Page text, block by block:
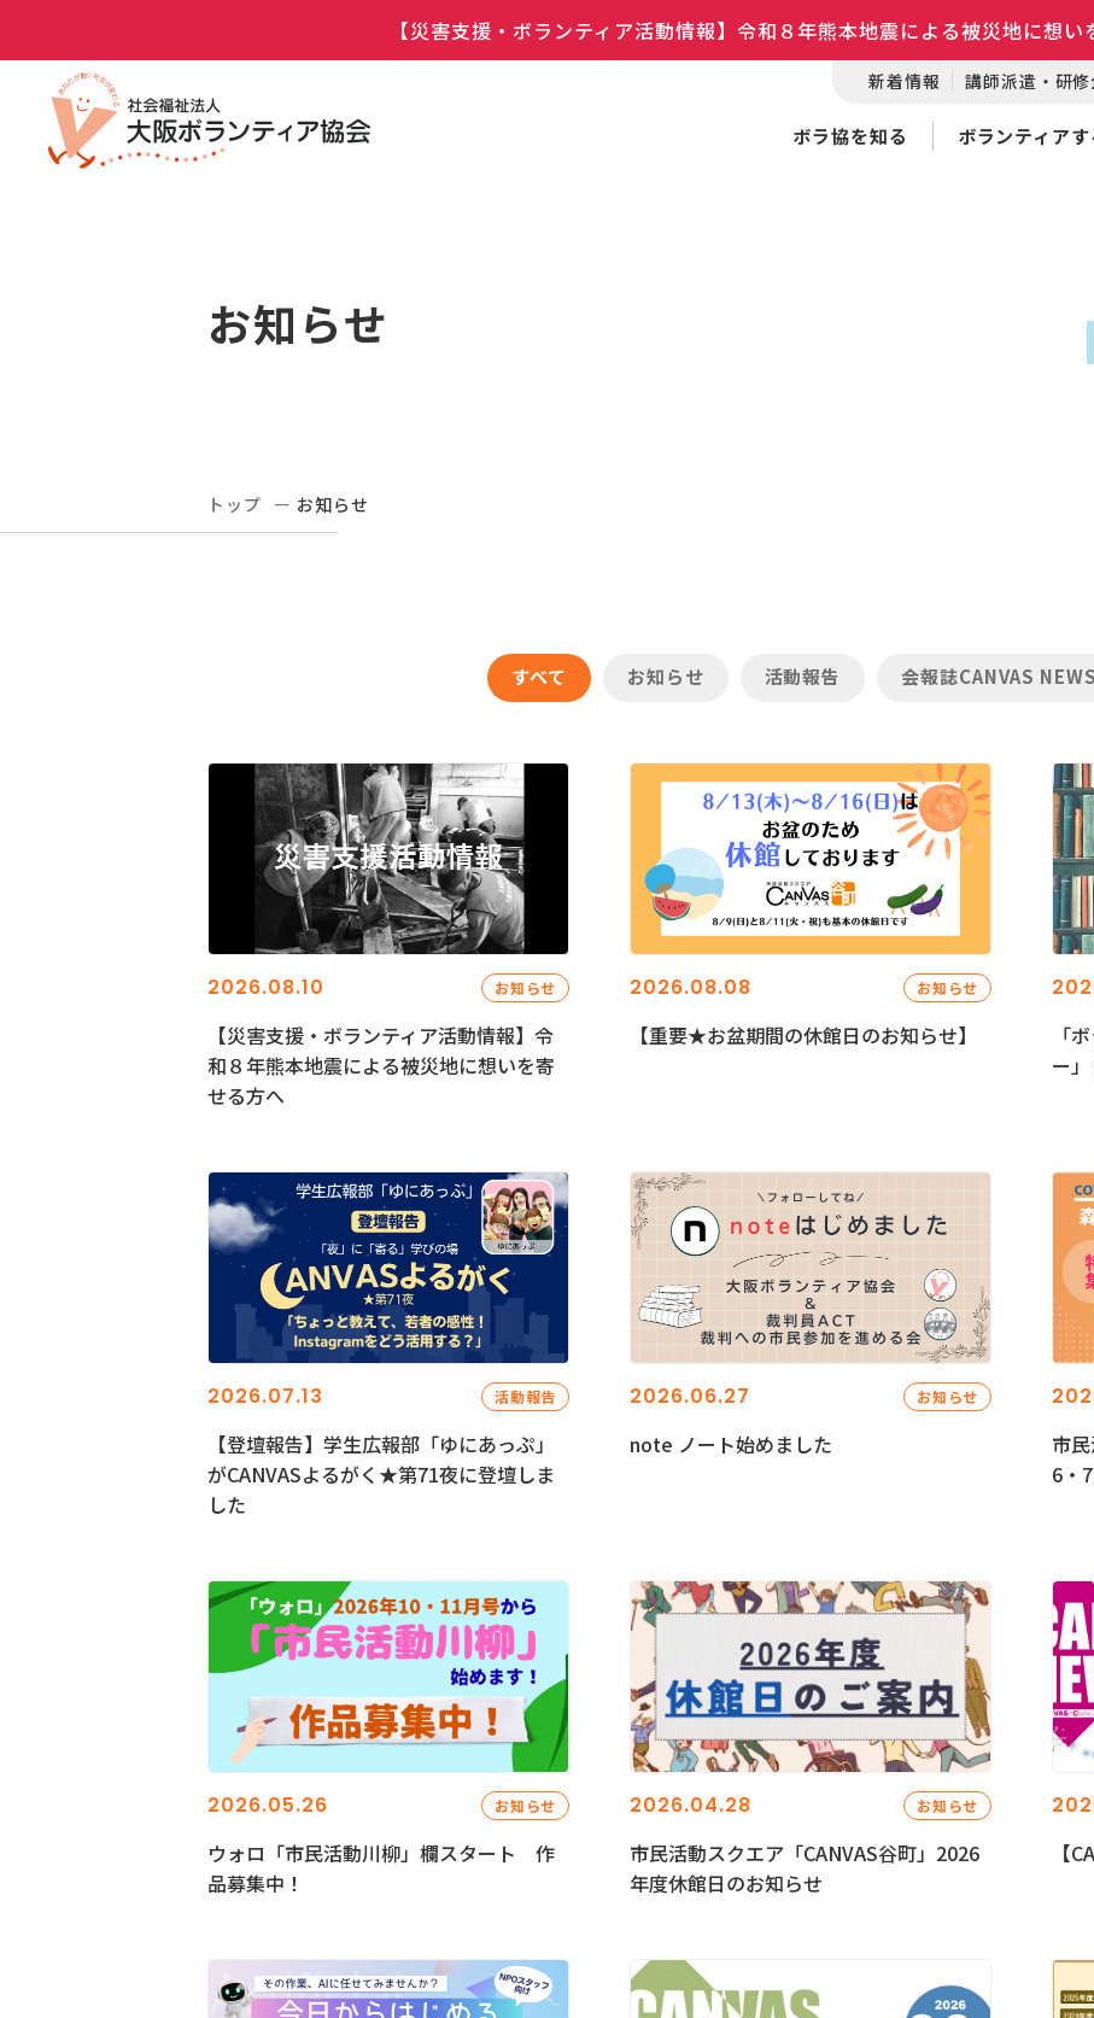
【災害支援・ボランティア活動情報】令和８年熊本地震による被災地に想い
新着情報 講師派遣・研
ボラ協を知る ボランティア
お知らせ
トップ お知らせ
すべて お知らせ 活動報告 会報誌CANVAS NEWS
2026.08.10 お知らせ
【災害支援・ボランティア活動情報】令
和８年熊本地震による被災地に想いを寄
せる方へ
2026.08.08 お知らせ
【重要★お盆期間の休館日のお知らせ】
「
ー
2026.07.13 活動報告
【登壇報告】学生広報部「ゆにあっぷ」
がCANVASよるがく★第71夜に登壇しま
した
2026.06.27 お知らせ
note ノート始めました
市
6・
2026.05.26 お知らせ
ウォロ「市民活動川柳」欄スタート 作
品募集中！
2026.04.28 お知らせ
市民活動スクエア「CANVAS谷町」2026
年度休館日のお知らせ
【